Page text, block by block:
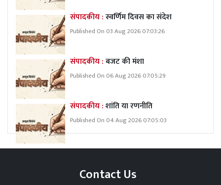
संपादकीय :स्वर्णिम दिवस का संदेश
Published On 03 Aug 2026 07:03:26
संपादकीय :बजट की मंशा
Published On 06 Aug 2026 07:05:29
संपादकीय :शांति या रणनीति
Published On 04 Aug 2026 07:05:03
Contact Us